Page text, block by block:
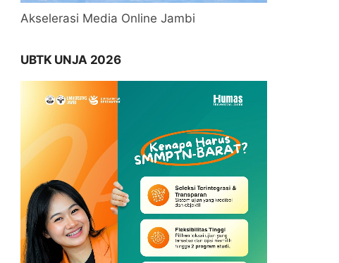
Akselerasi Media Online Jambi
UBTK UNJA 2026